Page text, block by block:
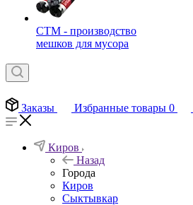
СТМ - производство
мешков для мусора
Заказы Избранные товары 0
Киров
Назад
Города
Киров
Сыктывкар